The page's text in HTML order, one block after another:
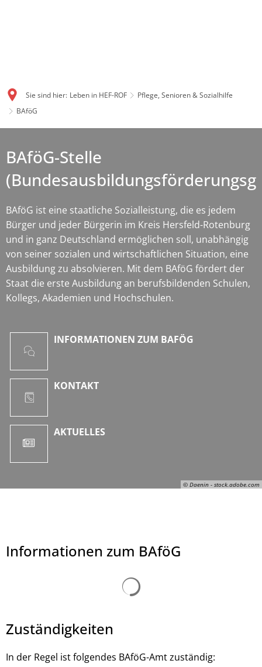
Sie sind hier: Leben in HEF-ROF
Pflege, Senioren & Sozialhilfe
BAföG
© Daenin - stock.adobe.com
BAföG-Stelle
BAföG ist eine staatliche Sozialleistung, die es jedem
Bürger und jeder Bürgerin im Kreis Hersfeld-Rotenburg
und in ganz Deutschland ermöglichen soll, unabhängig
von seiner sozialen und wirtschaftlichen Situation, eine
Ausbildung zu absolvieren. Mit dem BAföG fördert der
Staat die erste Ausbildung an berufsbildenden Schulen,
Kollegs, Akademien und Hochschulen.
INFORMATIONEN ZUM BAFÖG
KONTAKT
AKTUELLES
Informationen zum BAföG
Zuständigkeiten
In der Regel ist folgendes BAföG-Amt zuständig: